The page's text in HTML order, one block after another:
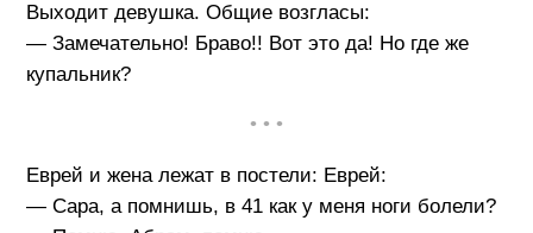
Выходит девушка. Общие возгласы:
— Замечательно! Браво!! Вот это да! Но где же
купальник?
• • •
Еврей и жена лежат в постели: Еврей:
— Сара, а помнишь, в 41 как у меня ноги болели?